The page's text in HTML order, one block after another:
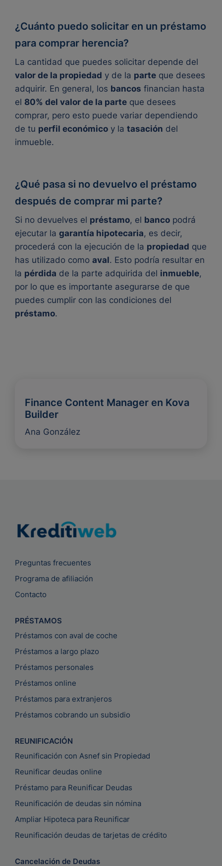
¿Cuánto puedo solicitar en un préstamo
para comprar herencia?
La cantidad que puedes solicitar depende del
valor de la propiedad y de la parte que desees
adquirir. En general, los bancos financian hasta
el 80% del valor de la parte que desees
comprar, pero esto puede variar dependiendo
de tu perfil económico y la tasación del
inmueble.
¿Qué pasa si no devuelvo el préstamo
después de comprar mi parte?
Si no devuelves el préstamo, el banco podrá
ejecutar la garantía hipotecaria, es decir,
procederá con la ejecución de la propiedad que
has utilizado como aval. Esto podría resultar en
la pérdida de la parte adquirida del inmueble,
por lo que es importante asegurarse de que
puedes cumplir con las condiciones del
préstamo.
Finance Content Manager en Kova
Builder
Ana González
Preguntas frecuentes
Programa de afiliación
Contacto
PRÉSTAMOS
Préstamos con aval de coche
Préstamos a largo plazo
Préstamos personales
Préstamos online
Préstamos para extranjeros
Préstamos cobrando un subsidio
REUNIFICACIÓN
Reunificación con Asnef sin Propiedad
Reunificar deudas online
Préstamo para Reunificar Deudas
Reunificación de deudas sin nómina
Ampliar Hipoteca para Reunificar
Reunificación deudas de tarjetas de crédito
Cancelación de Deudas